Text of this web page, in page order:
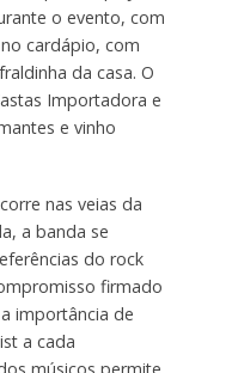
o evento, com
cardápio, com
da casa. O
Importadora e
e vinho
nas veias da
a banda se
do rock
firmado
importância de
a cada